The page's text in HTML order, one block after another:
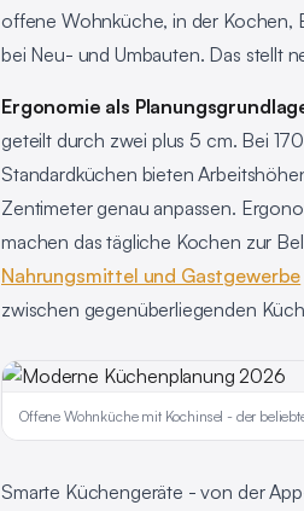
offene Wohnküche, in der Kochen,
bei Neu- und Umbauten. Das stellt
Ergonomie als
geteilt durch zwei plus 5 cm. Bei
Standardküchen bieten
Zentimeter genau anpassen.
machen das tägliche Kochen zur
Nahrungsmittel und Gastgewerbe
zwischen gegenüberliegenden
Offene Wohnküche mit Kochinsel - der
Smarte Küchengeräte - von der